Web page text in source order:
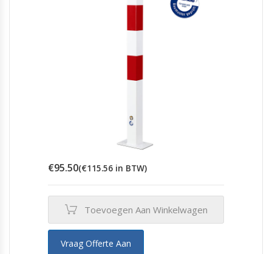
€95.50(€115.56 in BTW)
Toevoegen Aan Winkelwagen
Vraag Offerte Aan